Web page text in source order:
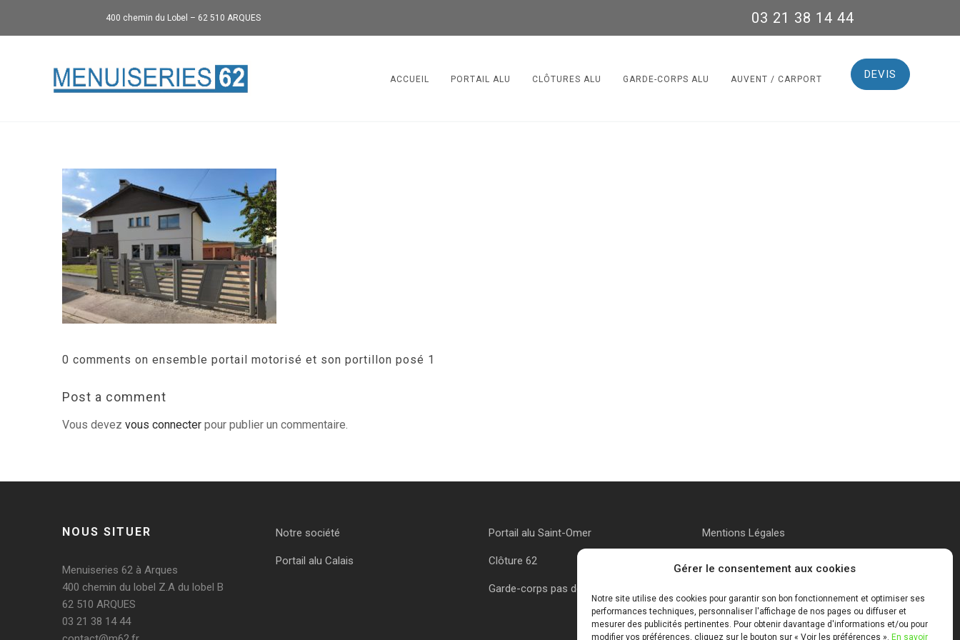
Gérer le consentement aux cookies
Notre site utilise des cookies pour garantir son bon fonctionnement et optimiser ses
performances techniques, personnaliser l'affichage de nos pages ou diffuser et
mesurer des publicités pertinentes. Pour obtenir davantage d'informations et/ou pour
modifier vos préférences, cliquez sur le bouton sur « Voir les préférences ». En savoir
400 chemin du Lobel – 62 510 ARQUES 03 21 38 14 44
DEVIS
ACCUEIL PORTAIL ALU CLÔTURES ALU GARDE-CORPS ALU AUVENT / CARPORT
0 comments on ensemble portail motorisé et son portillon posé 1
Post a comment
Vous devezvous connecter pour publier un commentaire.
NOUS SITUER
Menuiseries 62 à Arques
400 chemin du lobel Z.A du lobel B
62 510 ARQUES
03 21 38 14 44
Notre société
Portail alu Calais
Portail alu Saint-Omer
Clôture 62
Garde-corps pas de calais
Mentions Légales